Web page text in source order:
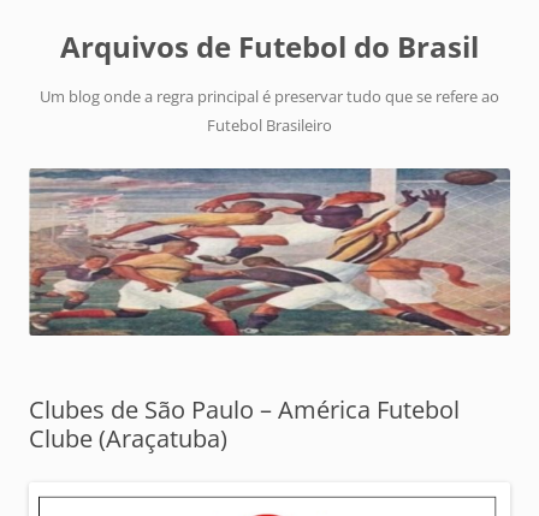
Arquivos de Futebol do Brasil
Um blog onde a regra principal é preservar tudo que se refere ao
Futebol Brasileiro
Clubes de São Paulo – América Futebol
Clube (Araçatuba)